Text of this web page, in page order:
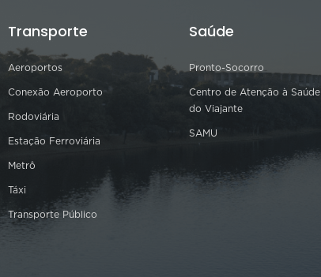
Transporte
Aeroportos
Conexão Aeroporto
Rodoviária
Estação Ferroviária
Metrô
Táxi
Transporte Público
Saúde
Pronto-Socorro
Centro de Atenção à Saúde
do Viajante
SAMU